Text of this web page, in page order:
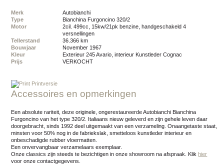
Merk
Autobianchi
Type
Bianchina Furgoncino 320/2
Motor
2cil. 499cc, 15kw/21pk benzine, handgeschakeld 4
versnellingen
Tellerstand
36.366 km
Bouwjaar
november 1967
Kleur
exterieur 245 Avario, interieur Kunstleder Cognac
Prijs
VERKOCHT
Printversie
Accessoires en opmerkingen
Een absolute rariteit, deze originele, ongerestaureerde Autobianchi Bianchina
Furgoncino van het type 320/2. Italiaans nieuw geleverd en zijn gehele leven daar
doorgebracht, sinds 1992 deel uitgemaakt van een verzameling. Onaangetaste staat,
minsten voor 50% nog in de fabriekslak, smetteloos kunstleder interieur en
onbeschadigde rubber vloermatten.
Een onvervangbaar verzamelaars exemplaar.
Onze classics zijn steeds te bezichtigen in onze showroom na afspraak.
Klik hier
voor onze contactgegevens.